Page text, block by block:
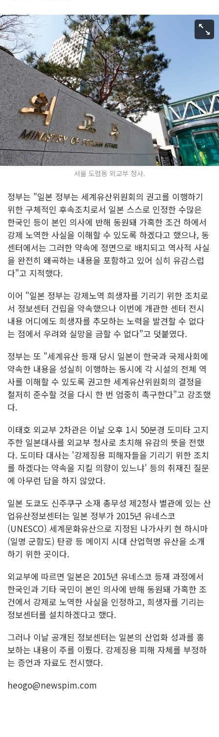
서울 도렴동 외교부 청사.
정부는 "일본 정부는 세계유산위원회의 권고를 이행하기
위한 구체적인 후속조치로서 일본 스스로 인정한 수많은
한국인 등이 본인 의사에 반해 동원돼 가혹한 조건 하에서
강제 노역한 사실을 이해할 수 있도록 하겠다고 했으나, 동
센터에서는 그러한 약속에 정면으로 배치되고 역사적 사실
을 완전히 왜곡하는 내용을 포함하고 있어 심히 유감스럽
다"고 지적했다.
이어 "일본 정부는 강제노역 희생자를 기리기 위한 조치로
서 정보센터 건립을 약속했으나 이번에 개관한 센터 전시
내용 어디에도 희생자를 추모하는 노력을 발견할 수 없다
는 점에서 우려와 실망을 금할 수 없다"고 덧붙였다.
정부는 또 "세계유산 등재 당시 일본이 한국과 국제사회에
약속한 내용을 성실히 이행하는 동시에 각 시설의 전체 역
사를 이해할 수 있도록 권고한 세계유산위원회의 결정을
철저히 준수할 것을 다시 한 번 엄중히 촉구한다"고 강조했
다.
이태호 외교부 2차관은 이날 오후 1시 50분경 도미타 고지
주한 일본대사를 외교부 청사로 초치해 유감의 뜻을 전했
다. 도미타 대사는 '강제징용 피해자들을 기리기 위한 조치
를 하겠다는 약속을 지킬 의향이 있느냐' 등의 취재진 질문
에 아무런 답을 하지 않았다.
일본 도쿄도 신주쿠구 소재 총무성 제2청사 별관에 있는 산
업유산정보센터는 일본 정부가 2015년 유네스코
(UNESCO) 세계문화유산으로 지정된 나가사키 현 하시마
(일명 군함도) 탄광 등 메이지 시대 산업혁명 유산을 소개
하기 위한 곳이다.
외교부에 따르면 일본은 2015년 유네스코 등재 과정에서
한국인과 기타 국민이 본인 의사에 반해 동원돼 가혹한 조
건에서 강제로 노역한 사실을 인정하고, 희생자를 기리는
정보센터를 설치하겠다고 했다.
그러나 이날 공개된 정보센터는 일본의 산업화 성과를 홍
보하는 내용이 주를 이뤘다. 강제징용 피해 자체를 부정하
는 증언과 자료도 전시했다.
heogo@newspim.com